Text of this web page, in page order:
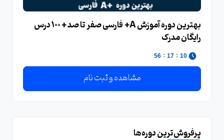
بهترین دوره آموزش A+ فارسی صفر تا صد + 100 درس
رایگان مدرک
10
:
17
:
56
مشاهده و ثبت نام
پرفروش‌ترین دوره‌ها